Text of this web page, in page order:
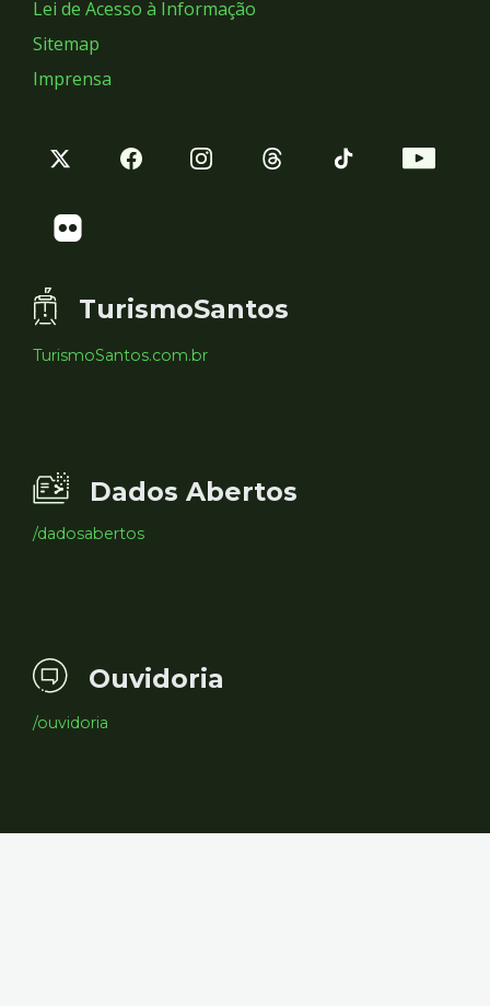
Lei de Acesso à Informação
Sitemap
Imprensa
TurismoSantos
TurismoSantos.com.br
Dados Abertos
/dadosabertos
Ouvidoria
/ouvidoria